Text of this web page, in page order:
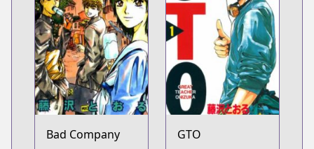
Bad Company GTO